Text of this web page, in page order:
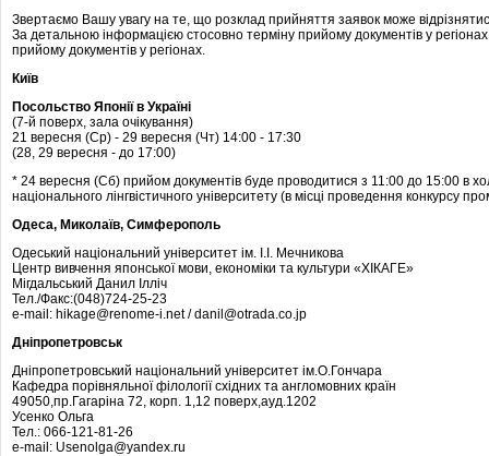
Звертаємо Вашу увагу на те, що розклад прийняття заявок може
За детальною інформацією стосовно терміну прийому документів у
прийому документів у регіонах.
Київ
Посольство Японії в Україні
(7-й поверх, зала очікування)
21 вересня (Ср) - 29 вересня (Чт) 14:00 - 17:30
(28, 29 вересня - до 17:00)
* 24 вересня (Сб) прийом документів буде проводитися з 11:00 до 15:00 в
національного лінгвістичного університету (в місці проведення конкурсу
Одеса, Миколаїв, Симферополь
Одеський національний університет ім. І.І. Мечникова
Центр вивчення японської мови, економіки та культури «ХІКАГЕ»
Мігдальський Данил Ілліч
Тел./Факс:(048)724-25-23
e-mail: hikage@renome-i.net / danil@otrada.co.jp
Дніпропетровськ
Дніпропетровський національний університет ім.О.Гончара
Кафедра порівняльної філології східних та англомовних країн
49050,пр.Гагаріна 72, корп. 1,12 поверх,ауд.1202
Усенко Ольга
Тел.: 066-121-81-26
e-mail: Usenolga@yandex.ru